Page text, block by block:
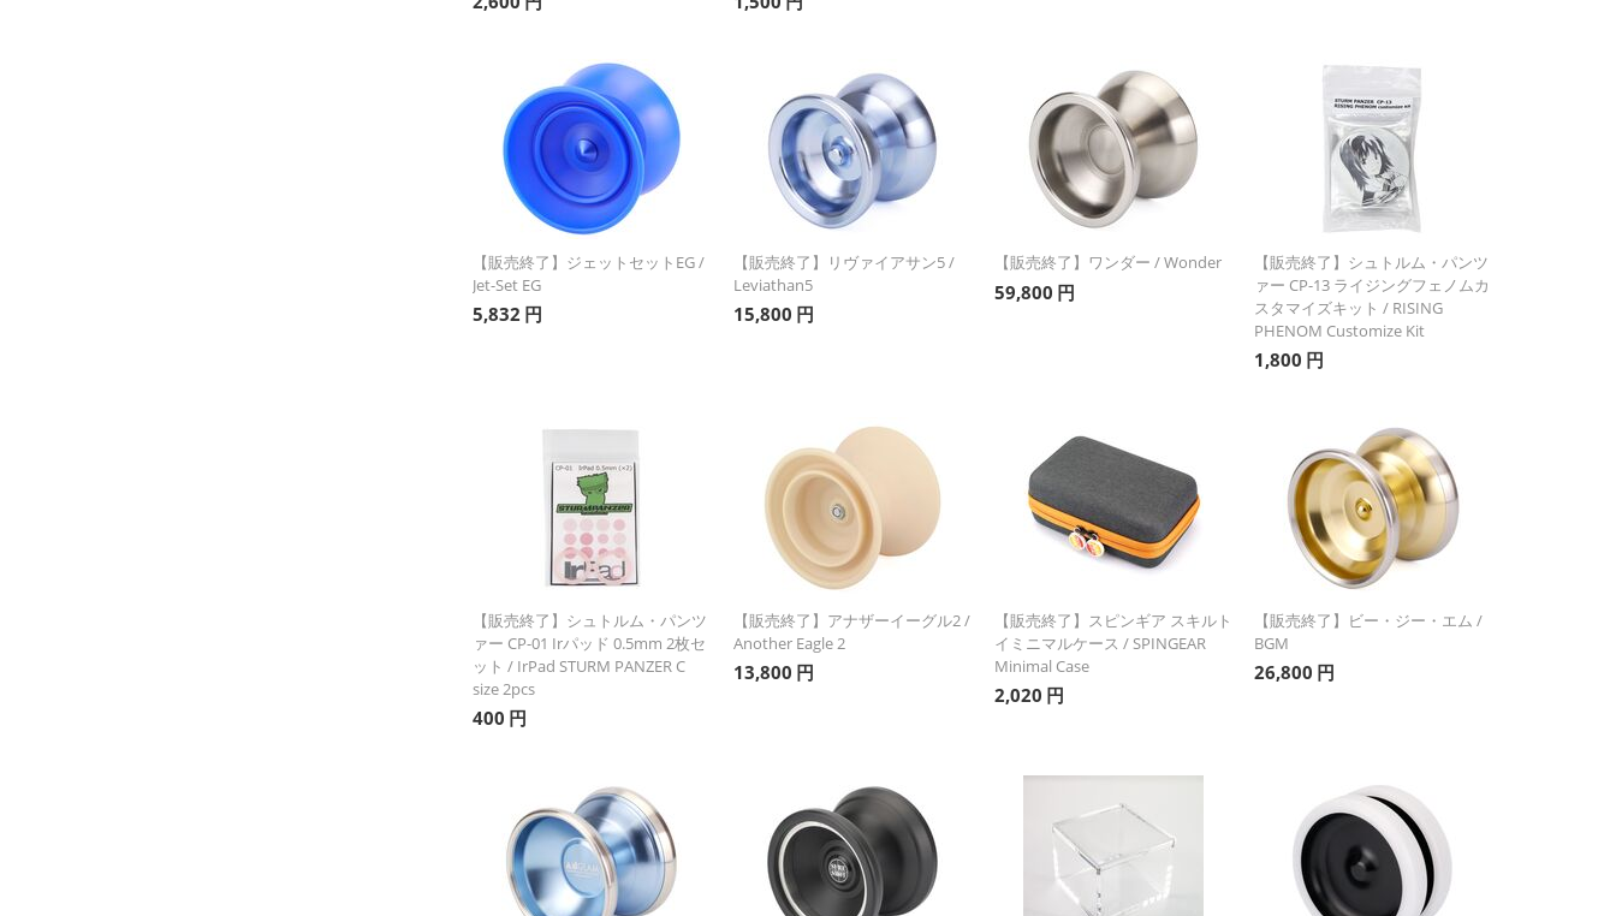
【販売終了】ジェットセットEG /
Jet-Set EG
5,832 円
【販売終了】リヴァイアサン5 /
Leviathan5
15,800 円
【販売終了】ワンダー / Wonder
59,800 円
【販売終了】シュトルム・パンツ
ァー CP-13 ライジングフェノムカ
スタマイズキット / RISING
PHENOM Customize Kit
1,800 円
【販売終了】シュトルム・パンツ
ァー CP-01 Irパッド 0.5mm 2枚セ
ット / IrPad STURM PANZER C
size 2pcs
400 円
【販売終了】アナザーイーグル2 /
Another Eagle 2
13,800 円
【販売終了】スピンギア スキルト
イミニマルケース / SPINGEAR
Minimal Case
2,020 円
【販売終了】ビー・ジー・エム /
BGM
26,800 円